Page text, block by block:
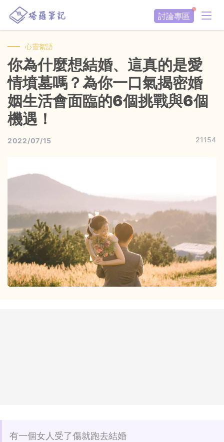
討論專區
心靈絮語
你為什麼想結婚、這真的是愛
情墳墓嗎？為你一口氣揭密婚
姻生活會面臨的6個挑戰與6個
機遇！
2022/07/15 21154
有一個女人受了傷就跑去結婚